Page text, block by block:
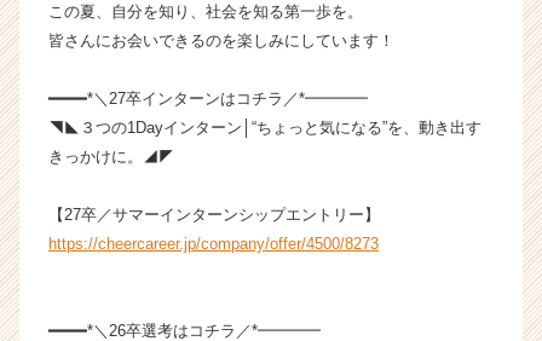
e
r
a
r
この夏、自分を知り、社会を知る第一歩を。
皆さんにお会いできるのを楽しみにしています！
━━━━*＼27卒インターンはコチラ／*━━━━
◥◣３つの1Dayインターン│“ちょっと気になる”を、動き出す
きっかけに。◢◤
【27卒／サマーインターンシップエントリー】
https://cheercareer.jp/company/offer/4500/8273
━━━━*＼26卒選考はコチラ／*━━━━